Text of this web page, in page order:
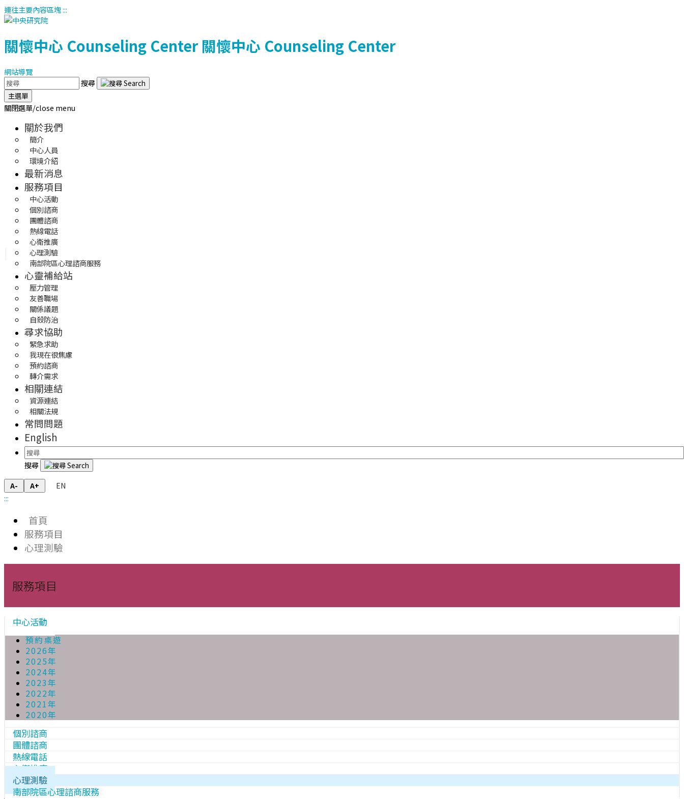
連往主要內容區塊:::
關懷中心 Counseling Center 關懷中心 Counseling Center
網站導覽
搜尋
主選單
關閉選單/close menu
關於我們
簡介
中心人員
環境介紹
最新消息
服務項目
中心活動
個別諮商
團體諮商
熱線電話
心衛推廣
心理測驗
南部院區心理諮商服務
心靈補給站
壓力管理
友善職場
關係議題
自殺防治
尋求協助
緊急求助
我現在很焦慮
預約諮商
轉介需求
相關連結
資源連結
相關法規
常問問題
English
搜尋
A- A+
EN
:::
首頁
服務項目
心理測驗
服務項目
中心活動
預約桌遊
2026年
2025年
2024年
2023年
2022年
2021年
2020年
個別諮商
團體諮商
熱線電話
心衛推廣
心理測驗
南部院區心理諮商服務